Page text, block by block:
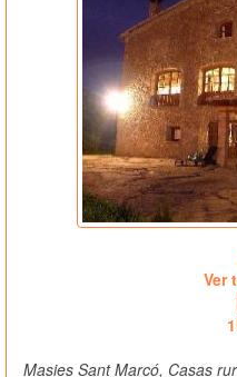
Ver
Masies Sant Marcó, Casas